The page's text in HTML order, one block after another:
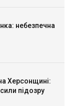
небезпечна
Херсонщині:
підозру